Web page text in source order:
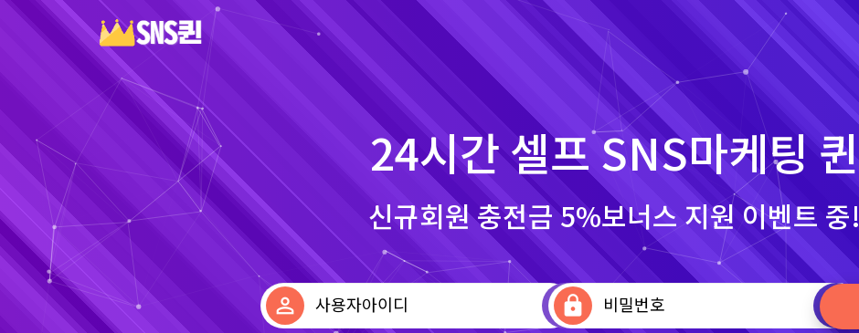
24시간 셀프 SNS마케팅 퀸
신규회원 충전금 5%보너스 지원 이벤트 중!
perm_identity lock